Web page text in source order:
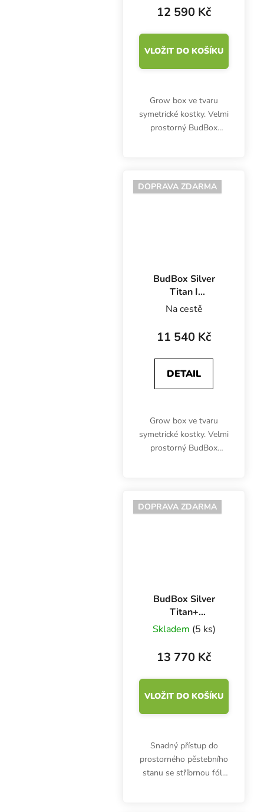
12 590 Kč
VLOŽIT DO KOŠÍKU
Grow box ve tvaru
symetrické kostky. Velmi
prostorný BudBox
400W výbojkami. Bílý
vnitřek, plocha 4 m2.
DOPRAVA ZDARMA
BudBox Silver
Titan I
200x200x200 cm,
Na cestě
11 540 Kč
DETAIL
Grow box ve tvaru
symetrické kostky. Velmi
prostorný BudBox
výbojkami. Silnější
trubky, stříbrný vnitřek,
DOPRAVA ZDARMA
BudBox Silver
Titan+
240x240x200 cm,
stříbrná fólie
Skladem (5 ks)
13 770 Kč
VLOŽIT DO KOŠÍKU
Snadný přístup do
prostorného pěstebního
stanu se stříbrnou fólií